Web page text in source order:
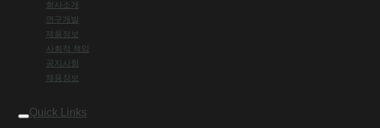
회사소개
연구개발
제품정보
사회적 책임
공지사항
채용정보
Quick Links